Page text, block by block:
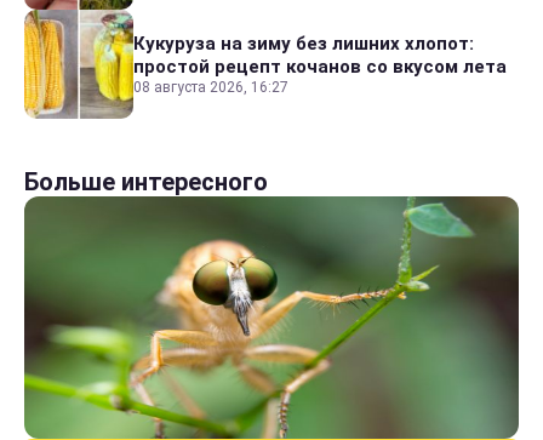
Кукуруза на зиму без лишних хлопот:
простой рецепт кочанов со вкусом лета
08 августа 2026, 16:27
Больше интересного